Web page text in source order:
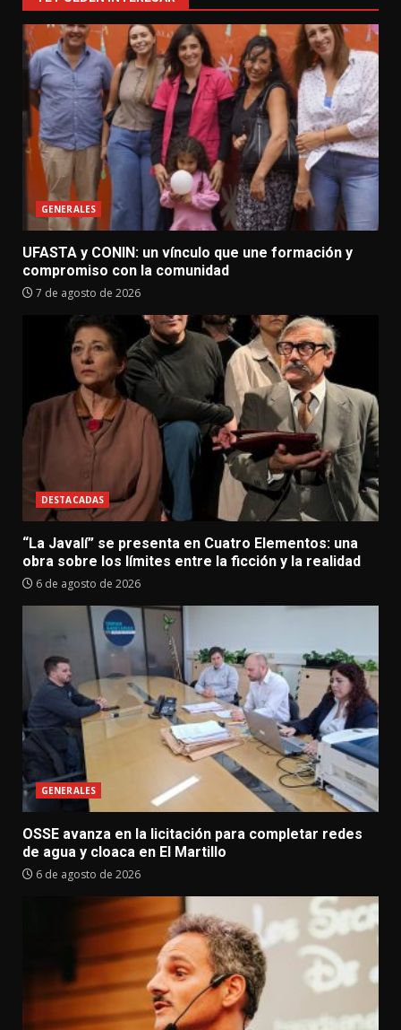
GENERALES
UFASTA y CONIN: un vínculo que une formación y
compromiso con la comunidad
7 de agosto de 2026
DESTACADAS
“La Javalí” se presenta en Cuatro Elementos: una
obra sobre los límites entre la ficción y la realidad
6 de agosto de 2026
GENERALES
OSSE avanza en la licitación para completar redes
de agua y cloaca en El Martillo
6 de agosto de 2026